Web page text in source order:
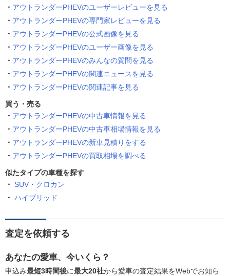
アウトランダーPHEVのユーザーレビューを見る
アウトランダーPHEVの専門家レビューを見る
アウトランダーPHEVの公式画像を見る
アウトランダーPHEVのユーザー画像を見る
アウトランダーPHEVのみんなの質問を見る
アウトランダーPHEVの関連ニュースを見る
アウトランダーPHEVの関連記事を見る
買う・売る
アウトランダーPHEVの中古車情報を見る
アウトランダーPHEVの中古車相場情報を見る
アウトランダーPHEVの新車見積りをする
アウトランダーPHEVの買取相場を調べる
似たタイプの車種を探す
SUV・クロカン
ハイブリッド
査定を依頼する
あなたの愛車、今いくら？
申込み最短3時間後に最大20社から愛車の査定結果をWebでお知ら